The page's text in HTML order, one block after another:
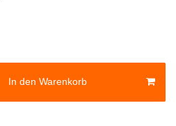
In den Warenkorb